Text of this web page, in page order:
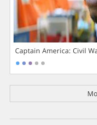
Captain America: Civil